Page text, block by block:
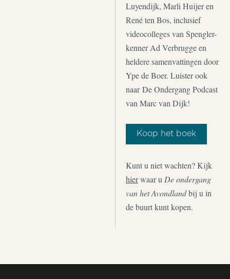
Luyendijk, Marli Huijer en
René ten Bos, inclusief
videocolleges van Spengler-
kenner Ad Verbrugge en
heldere samenvattingen door
Ype de Boer. Luister ook
naar De Ondergang Podcast
van Marc van Dijk!
Koop het boek
Kunt u niet wachten? Kijk
hierwaar u De ondergang
van het Avondlandbij u in
de buurt kunt kopen.